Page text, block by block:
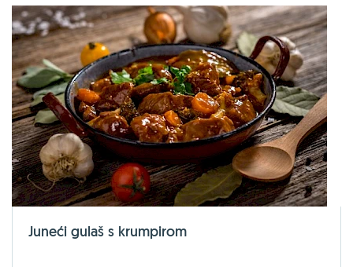
Juneći gulaš s krumpirom